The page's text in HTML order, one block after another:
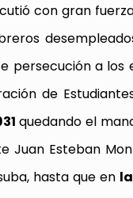
con gran
persecución a los
de
quedando el
Juan Esteban
hasta que en